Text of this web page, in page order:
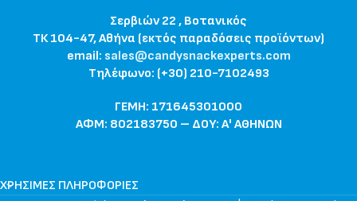
Σερβιών 22 , Βοτανικός
ΤΚ 104-47, Αθήνα (εκτός παραδόσεις προϊόντων)
email: sales@candysnackexperts.com
Τηλέφωνο: (+30) 210-7102493
ΓΕΜΗ: 171645301000
ΑΦΜ: 802183750 – ΔΟΥ: Α' ΑΘΗΝΩΝ
ΧΡΉΣΙΜΕΣ ΠΛΗΡΟΦΟΡΊΕΣ